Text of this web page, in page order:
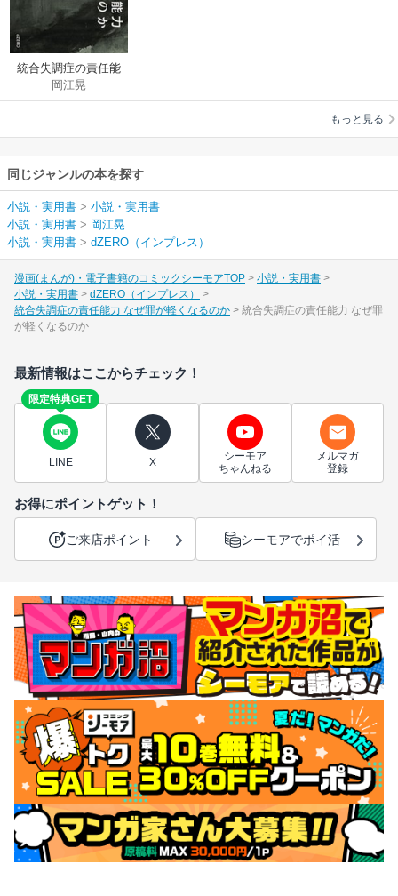
統合失調症の責任能
力 なぜ罪が軽くなる
のか
岡江晃
もっと見る
同じジャンルの本を探す
小説・実用書 > 小説・実用書
小説・実用書 > 岡江晃
小説・実用書 > dZERO（インプレス）
漫画(まんが)・電子書籍のコミックシーモアTOP
小説・実用書
小説・実用書
dZERO（インプレス）
統合失調症の責任能力 なぜ罪が軽くなるのか
統合失調症の責任能力 なぜ罪
が軽くなるのか
最新情報はここからチェック！
限定特典GET
LINE X
シーモア
ちゃんねる
メルマガ
登録
お得にポイントゲット！
ご来店ポイント シーモアでポイ活